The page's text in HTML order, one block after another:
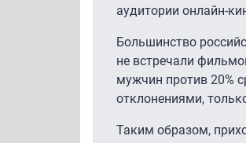
аудитории онлайн-
Большинство
не встречали
мужчин против 20%
отклонениями,
Таким образом,